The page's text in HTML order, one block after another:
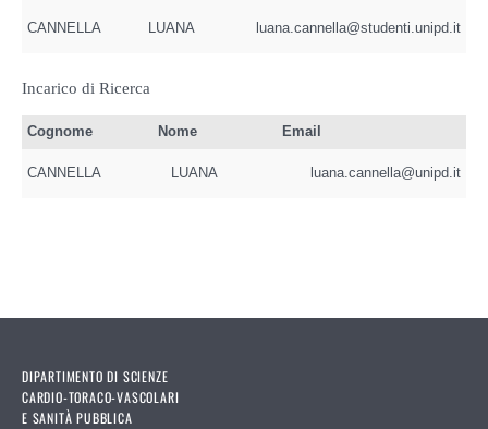
CANNELLA LUANA luana.cannella@studenti.unipd.it
Incarico di Ricerca
Cognome Nome Email
CANNELLA LUANA luana.cannella@unipd.it
DIPARTIMENTO DI SCIENZE
CARDIO-TORACO-VASCOLARI
E SANITÀ PUBBLICA